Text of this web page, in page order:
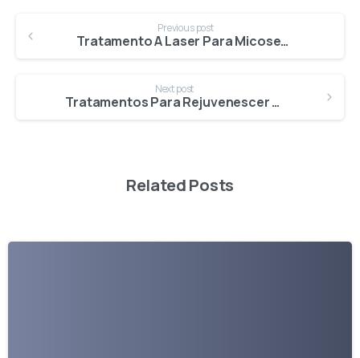
Previous post
Tratamento A Laser Para Micoses nas Unhas
Next post
Tratamentos Para Rejuvenescer Colo e Pescoço
Related Posts